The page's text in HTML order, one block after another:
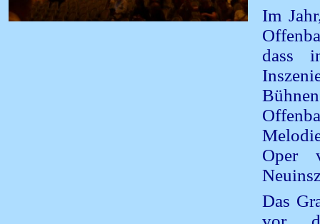
Im
dass
Oper
Das